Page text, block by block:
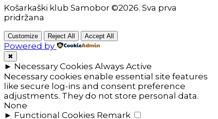
Košarkaški klub Samobor ©2026. Sva prva
pridržana
Customize Reject All Accept All
Powered by
✖
► Necessary Cookies Always Active
Necessary cookies enable essential site features
like secure log-ins and consent preference
adjustments. They do not store personal data.
None
► Functional Cookies Remark